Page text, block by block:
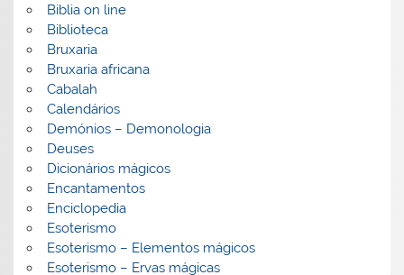
Biblia on line
Biblioteca
Bruxaria
Bruxaria africana
Cabalah
Calendários
Demónios – Demonologia
Deuses
Dicionários mágicos
Encantamentos
Enciclopedia
Esoterismo
Esoterismo – Elementos mágicos
Esoterismo – Ervas mágicas